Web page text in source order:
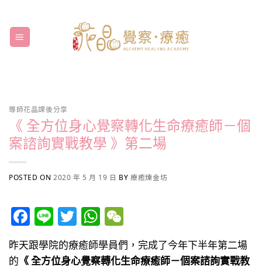
content
導師花晶課後分享
《 全方位身心覺察轉化生命療癒師－個
案諮詢實戰教學 》第二場
POSTED ON 2020 年 5 月 19 日 BY療癒煉金坊
Facebook
LineTwitterWhatsApp
昨天跟學院的療癒師學員們，完成了今年下半年第二場
的 《 全方位身心覺察轉化生命療癒師－個案諮詢實戰教